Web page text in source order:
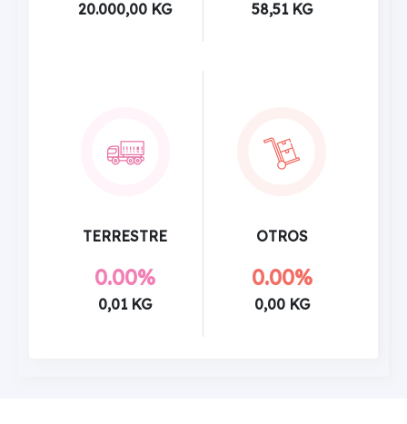
20.000,00 KG 58,51 KG
TERRESTRE
0.00%
0,01 KG
OTROS
0.00%
0,00 KG